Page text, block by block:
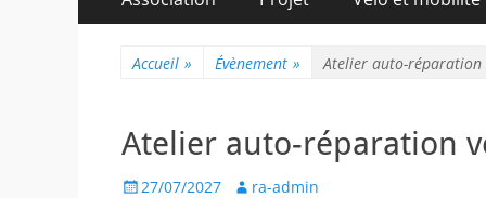
principal
Accueil » Évènement » Atelier auto-réparation
Atelier auto-réparation
Posted
27/07/2027 Author
ra-admin